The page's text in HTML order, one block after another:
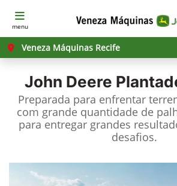
menu
Veneza Máquinas Recife
John Deere
Preparada para enfrentar
com grande quantidade de
para entregar grandes
desafios.